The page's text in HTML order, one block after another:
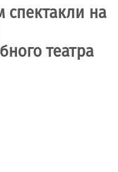
спектакли на
театра